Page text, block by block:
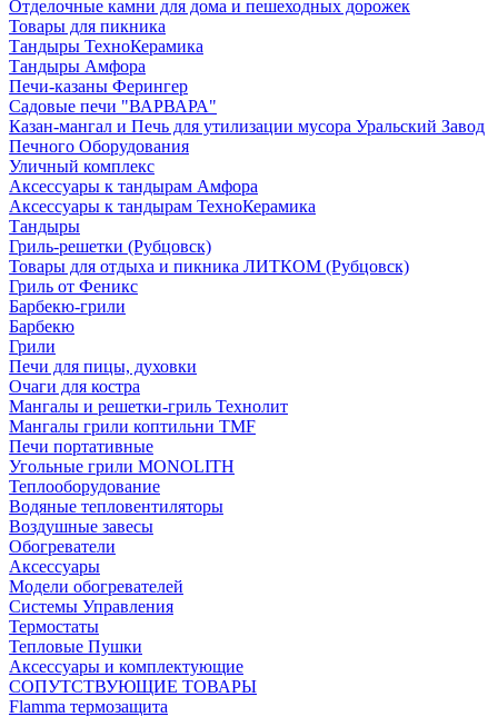
Отделочные камни для дома и пешеходных дорожек
Товары для пикника
Тандыры ТехноКерамика
Тандыры Амфора
Печи-казаны Ферингер
Садовые печи "ВАРВАРА"
Казан-мангал и Печь для утилизации мусора Уральский Завод
Печного Оборудования
Уличный комплекс
Аксессуары к тандырам Амфора
Аксессуары к тандырам ТехноКерамика
Тандыры
Гриль-решетки (Рубцовск)
Товары для отдыха и пикника ЛИТКОМ (Рубцовск)
Гриль от Феникс
Барбекю-грили
Барбекю
Грили
Печи для пицы, духовки
Очаги для костра
Мангалы и решетки-гриль Технолит
Мангалы грили коптильни TMF
Печи портативные
Угольные грили MONOLITH
Теплооборудование
Водяные тепловентиляторы
Воздушные завесы
Обогреватели
Аксессуары
Модели обогревателей
Системы Управления
Термостаты
Тепловые Пушки
Аксессуары и комплектующие
СОПУТСТВУЮЩИЕ ТОВАРЫ
Flamma термозащита